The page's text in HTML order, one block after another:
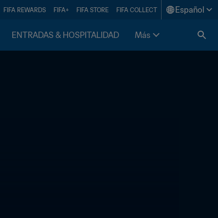
FIFA REWARDS FIFA+ FIFA STORE FIFA COLLECT Español
ENTRADAS & HOSPITALIDAD Más